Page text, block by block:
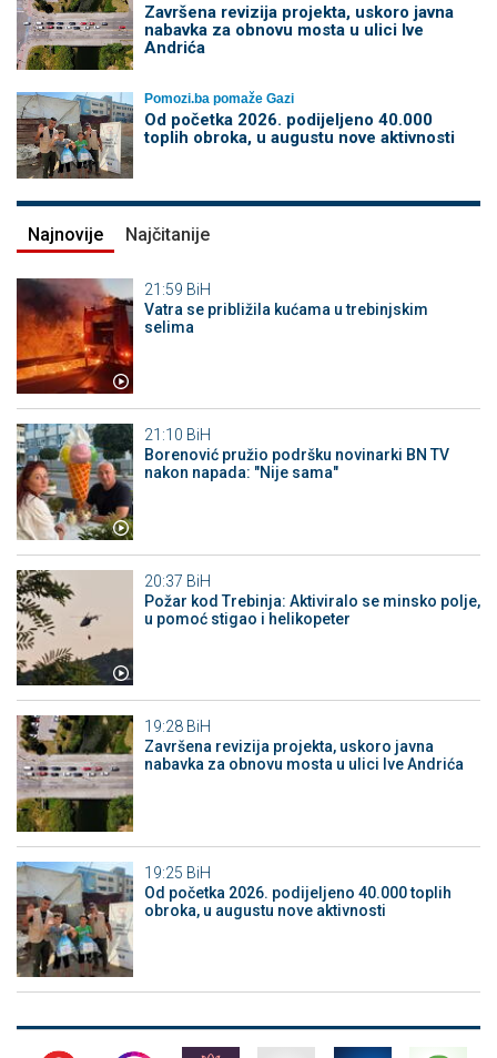
Završena revizija projekta, uskoro javna
nabavka za obnovu mosta u ulici Ive
Andrića
Pomozi.ba pomaže Gazi
Od početka 2026. podijeljeno 40.000
toplih obroka, u augustu nove aktivnosti
Najnovije Najčitanije
21:59 BiH
Vatra se približila kućama u trebinjskim
selima
21:10 BiH
Borenović pružio podršku novinarki BN TV
nakon napada: "Nije sama"
20:37 BiH
Požar kod Trebinja: Aktiviralo se minsko polje,
u pomoć stigao i helikopeter
19:28 BiH
Završena revizija projekta, uskoro javna
nabavka za obnovu mosta u ulici Ive Andrića
19:25 BiH
Od početka 2026. podijeljeno 40.000 toplih
obroka, u augustu nove aktivnosti